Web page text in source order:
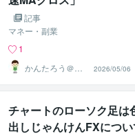
記事
マネー・副業
1
かんたろう＠か
んたんFX
2026/05/06
チャートのローソク足は
出しじゃんけんFXにつ